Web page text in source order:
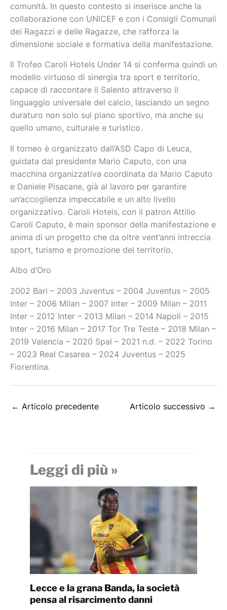
comunità. In questo contesto si inserisce anche la
collaborazione con UNICEF e con i Consigli Comunali
dei Ragazzi e delle Ragazze, che rafforza la
dimensione sociale e formativa della manifestazione.
Il Trofeo Caroli Hotels Under 14 si conferma quindi un
modello virtuoso di sinergia tra sport e territorio,
capace di raccontare il Salento attraverso il
linguaggio universale del calcio, lasciando un segno
duraturo non solo sul piano sportivo, ma anche su
quello umano, culturale e turistico.
Il torneo è organizzato dall’ASD Capo di Leuca,
guidata dal presidente Mario Caputo, con una
macchina organizzativa coordinata da Mario Caputo
e Daniele Pisacane, già al lavoro per garantire
un’accoglienza impeccabile e un alto livello
organizzativo. Caroli Hotels, con il patron Attilio
Caroli Caputo, è main sponsor della manifestazione e
anima di un progetto che da oltre vent’anni intreccia
sport, turismo e promozione del territorio.
Albo d’Oro
2002 Bari – 2003 Juventus – 2004 Juventus – 2005
Inter – 2006 Milan – 2007 Inter – 2009 Milan – 2011
Inter – 2012 Inter – 2013 Milan – 2014 Napoli – 2015
Inter – 2016 Milan – 2017 Tor Tre Teste – 2018 Milan –
2019 Valencia – 2020 Spal – 2021 n.d. – 2022 Torino
– 2023 Real Casarea – 2024 Juventus – 2025
Fiorentina.
← Articolo precedente Articolo successivo →
Leggi di più »
Lecce e la grana Banda, la società
pensa al risarcimento danni